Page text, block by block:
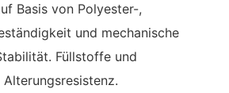
Basis von Polyester-,
und mechanische
Füllstoffe und